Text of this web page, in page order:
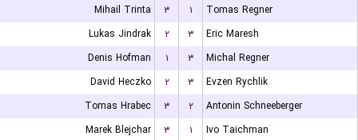
Mihail Trinta
۳ ۱
Tomas Regner
Lukas Jindrak
۲ ۳
Eric Maresh
Denis Hofman
۱ ۳
Michal Regner
David Heczko
۲ ۳
Evzen Rychlik
Tomas Hrabec
۳ ۲
Antonin Schneeberger
Marek Blejchar
۳ ۱
Ivo Taichman